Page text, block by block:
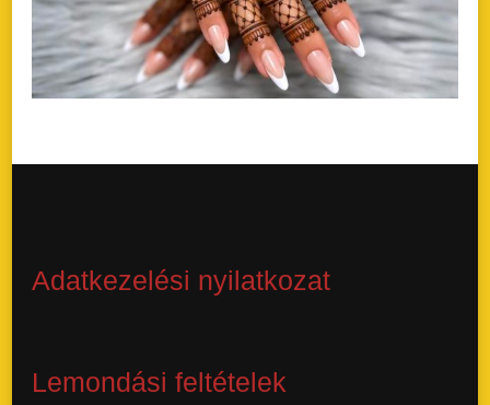
Adatkezelési nyilatkozat
Lemondási feltételek